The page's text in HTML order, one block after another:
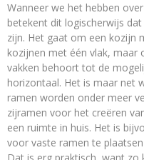
Wanneer we het hebben
betekent dit logischerwijs
zijn. Het gaat om een kozijn
kozijnen met één vlak,
vakken behoort tot de
horizontaal. Het is maar net
ramen worden onder meer
zijramen voor het creëren
een ruimte in huis. Het is
voor vaste ramen te